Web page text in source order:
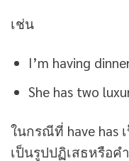
เช่น
I’m having
She has two
ในกรณีที่ have has
เป็นรูปปฏิเสธหรือค